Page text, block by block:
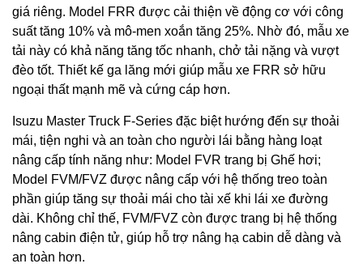
giá riêng. Model FRR được cải thiện về động cơ với công
suất tăng 10% và mô-men xoắn tăng 25%. Nhờ đó, mẫu xe
tải này có khả năng tăng tốc nhanh, chở tải nặng và vượt
đèo tốt. Thiết kế ga lăng mới giúp mẫu xe FRR sở hữu
ngoại thất mạnh mẽ và cứng cáp hơn.
Isuzu Master Truck F-Series đặc biệt hướng đến sự thoải
mái, tiện nghi và an toàn cho người lái bằng hàng loạt
nâng cấp tính năng như: Model FVR trang bị Ghế hơi;
Model FVM/FVZ được nâng cấp với hệ thống treo toàn
phần giúp tăng sự thoải mái cho tài xế khi lái xe đường
dài. Không chỉ thế, FVM/FVZ còn được trang bị hệ thống
nâng cabin điện tử, giúp hỗ trợ nâng hạ cabin dễ dàng và
an toàn hơn.